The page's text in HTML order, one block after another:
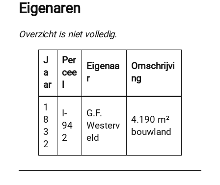
Eigenaren
Overzicht is niet volledig.
J
a
ar
Per
cee
Eigenaa
r
Omschrijvi
ng
1
8
3
2
I-
94
2
G.F.
Westerv
eld
4.190 m²
bouwland